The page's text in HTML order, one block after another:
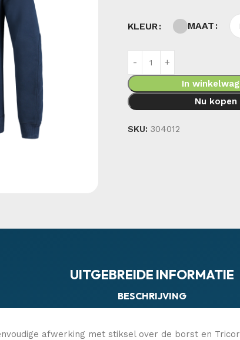
KLEUR MAAT
In
Nu kopen
SKU: 304012
UITGEBREIDE INFORMATIE
BESCHRIJVING
afwerking met stiksel over de borst en